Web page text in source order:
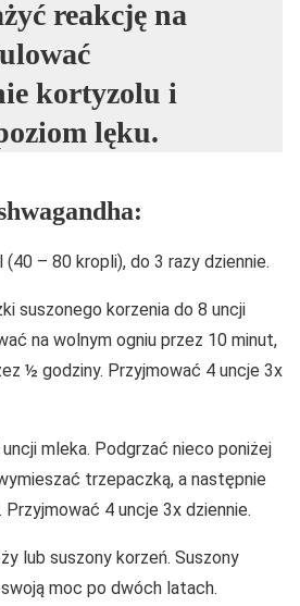
reakcję na
kortyzolu i
lęku.
(40 – 80 kropli), do 3 razy dziennie.
suszonego korzenia do 8 uncji
na wolnym ogniu przez 10 minut,
½ godziny. Przyjmować 4 uncje 3x
mleka. Podgrzać nieco poniżej
trzepaczką, a następnie
4 uncje 3x dziennie.
lub suszony korzeń. Suszony
moc po dwóch latach.